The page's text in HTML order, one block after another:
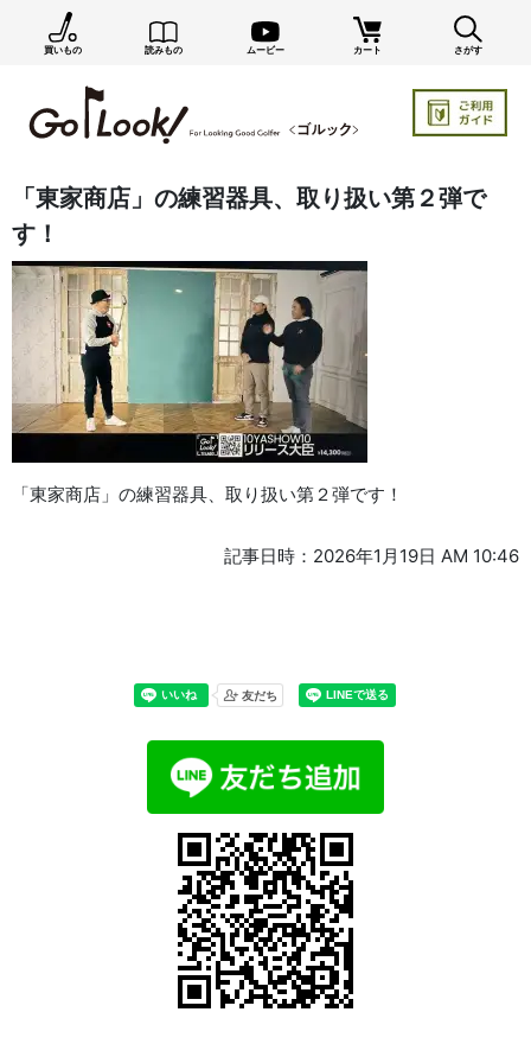
買いもの 読みもの ムービー カート さがす
「東家商店」の練習器具、取り扱い第２弾で
す！
「東家商店」の練習器具、取り扱い第２弾です！
記事日時：2026年1月19日 AM 10:46
新商品情報や編集部のオススメ、オトクな情報・買い
忘れ通知等を受信できます。
まだご登録でない方はぜひ！